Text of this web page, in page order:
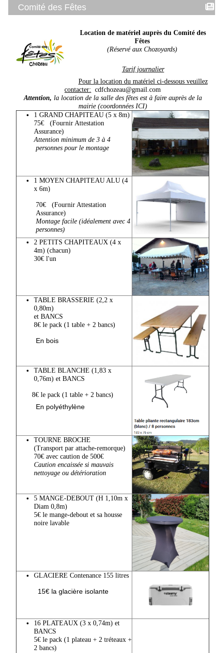
Comité des Fêtes
Location de matériel auprès du Comité des
Fêtes
(Réservé aux Chozoyards)
Tarif journalier
Pour la location du matériel ci-dessous veuillez
contacter: cdfchozeau@gmail.com
Attention, la location de la salle des fêtes est à faire auprès de la
mairie (coordonnées ICI)
1 GRAND CHAPITEAU (5 x 8m)
75€ (Fournir Attestation
Assurance)
Attention minimum de 3 à 4
personnes pour le montage
1 MOYEN CHAPITEAU ALU (4
x 6m)
70€ (Fournir Attestation
Assurance)
Montage facile (idéalement avec 4
personnes)
2 PETITS CHAPITEAUX (4 x
4m) (chacun)
30€ l'un
TABLE BRASSERIE (2,2 x
0,80m)
et BANCS
8€ le pack (1 table + 2 bancs)
En bois
TABLE BLANCHE (1,83 x
0,76m) et BANCS
8€ le pack (1 table + 2 bancs)
En polyéthylène
TOURNE BROCHE
(Transport par attache-remorque)
70€ avec caution de 500€
Caution encaissée si mauvais
nettoyage ou détérioration
5 MANGE-DEBOUT (H 1,10m x
Diam 0,8m)
5€ le mange-debout et sa housse
noire lavable
GLACIERE Contenance 155 litres
15€ la glacière isolante
16 PLATEAUX (3 x 0,74m) et
BANCS
5€ le pack (1 plateau + 2 tréteaux +
2 bancs)